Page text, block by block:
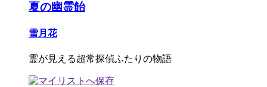
夏の幽霊飴
雪月花
霊が見える超常探偵ふたりの物語